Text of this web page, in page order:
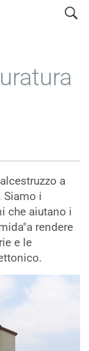
search
a
Siamo i
che aiutano i
rendere
e le